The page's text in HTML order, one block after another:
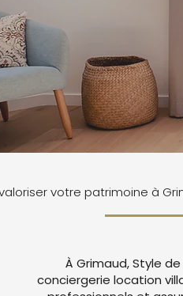
votre patrimoine à
À Grimaud, Style
conciergerie location